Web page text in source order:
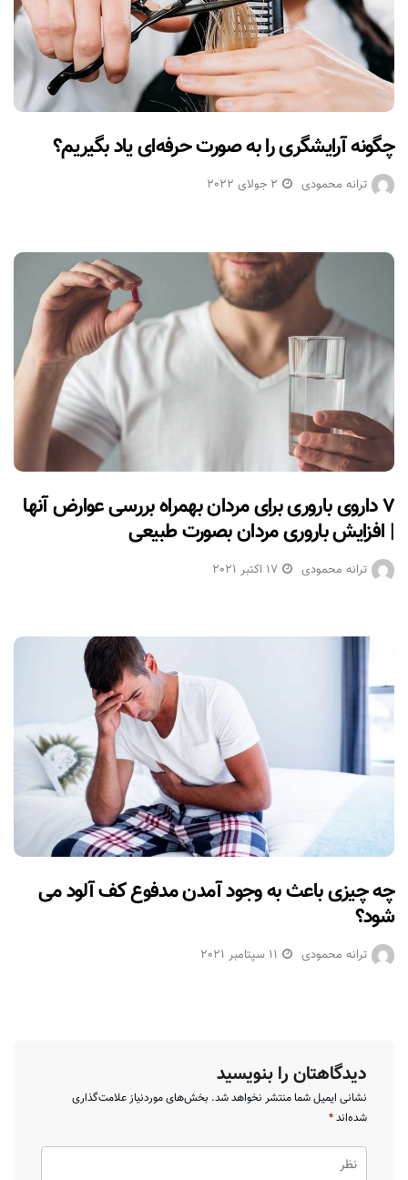
چگونه آرایشگری را به صورت حرفه‌ای یاد بگیریم؟
ترانه محمودی 2 جولای 2022
۷ داروی باروری برای مردان بهمراه بررسی عوارض آنها
| افزایش باروری مردان بصورت طبیعی
ترانه محمودی 17 اکتبر 2021
چه چیزی باعث به وجود آمدن مدفوع کف آلود می
شود؟
ترانه محمودی 11 سپتامبر 2021
دیدگاهتان را بنویسید
نشانی ایمیل شما منتشر نخواهد شد. بخش‌های موردنیاز علامت‌گذاری
شده‌اند*